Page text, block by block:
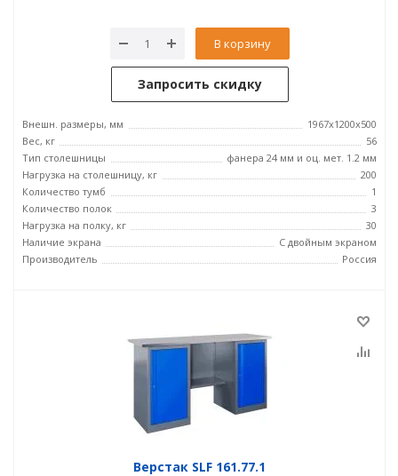
В корзину
Запросить скидку
Внешн. размеры, мм
1967x1200x500
Вес, кг
56
Тип столешницы
фанера 24 мм и оц. мет. 1.2 мм
Нагрузка на столешницу, кг
200
Количество тумб
1
Количество полок
3
Нагрузка на полку, кг
30
Наличие экрана
С двойным экраном
Производитель
Россия
Верстак SLF 161.77.1